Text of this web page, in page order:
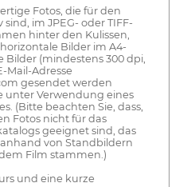
Fotos, die für den
im JPEG- oder TIFF-
hinter den Kulissen,
Bilder im A4-
Bilder (mindestens 300 dpi,
Mail-Adresse
gesendet werden
unter Verwendung eines
(Bitte beachten Sie, dass,
Fotos nicht für das
geeignet sind, das
von Standbildern
Film stammen.)
und eine kurze